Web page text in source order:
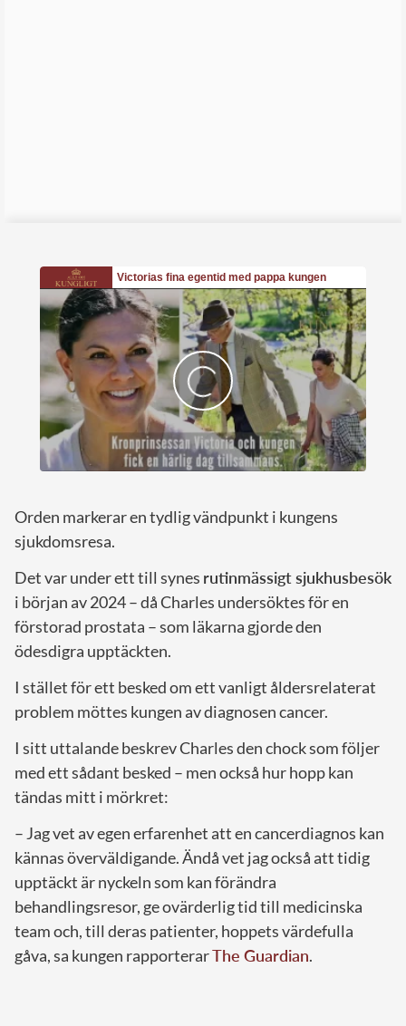
Orden markerar en tydlig vändpunkt i kungens
sjukdomsresa.
Det var under ett till synes rutinmässigt sjukhusbesök
i början av 2024 – då Charles undersöktes för en
förstorad prostata – som läkarna gjorde den
ödesdigra upptäckten.
I stället för ett besked om ett vanligt åldersrelaterat
problem möttes kungen av diagnosen cancer.
I sitt uttalande beskrev Charles den chock som följer
med ett sådant besked – men också hur hopp kan
tändas mitt i mörkret:
– Jag vet av egen erfarenhet att en cancerdiagnos kan
kännas överväldigande. Ändå vet jag också att tidig
upptäckt är nyckeln som kan förändra
behandlingsresor, ge ovärderlig tid till medicinska
team och, till deras patienter, hoppets värdefulla
gåva, sa kungen rapporterarThe Guardian.